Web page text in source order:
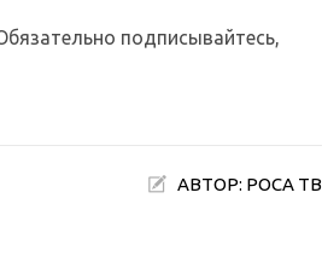
подписывайтесь,
АВТОР: РОСА ТВ